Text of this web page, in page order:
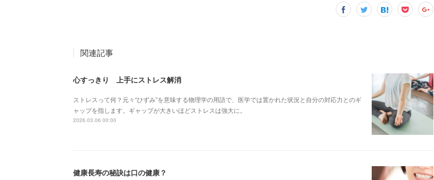
関連記事
心すっきり 上手にストレス解消
ストレスって何？元々“ひずみ”を意味する物理学の用語で、医学では置かれた状況と自分の対応力とのギ
ャップを指します。ギャップが大きいほどストレスは強大に。
2026.03.06 00:00
健康長寿の秘訣は口の健康？